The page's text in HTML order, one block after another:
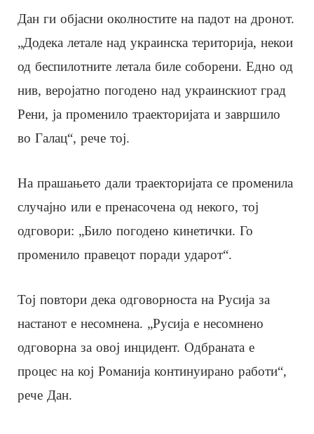
Дан ги објасни околностите на падот на дронот.
„Додека летале над украинска територија, некои
од беспилотните летала биле соборени. Едно од
нив, веројатно погодено над украинскиот град
Рени, ја променило траекторијата и завршило
во Галац“, рече тој.
На прашањето дали траекторијата се променила
случајно или е пренасочена од некого, тој
одговори: „Било погодено кинетички. Го
променило правецот поради ударот“.
Тој повтори дека одговорноста на Русија за
настанот е несомнена. „Русија е несомнено
одговорна за овој инцидент. Одбраната е
процес на кој Романија континуирано работи“,
рече Дан.